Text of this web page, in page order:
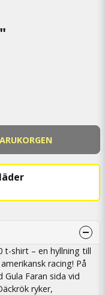
t-shirt – en hyllning till
racing! På
Faran sida vid
ryker,